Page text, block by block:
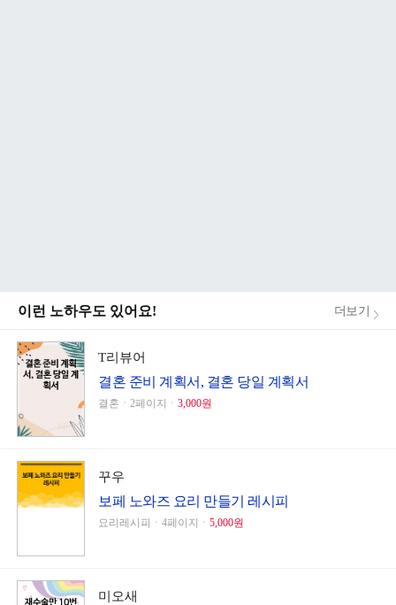
이런 노하우도 있어요! 더보기
T리뷰어
결혼 준비 계획서, 결혼 당일 계획서
결혼ㆍ2페이지ㆍ 3,000원
꾸우
보페 노와즈 요리 만들기 레시피
요리레시피ㆍ4페이지ㆍ 5,000원
미오새